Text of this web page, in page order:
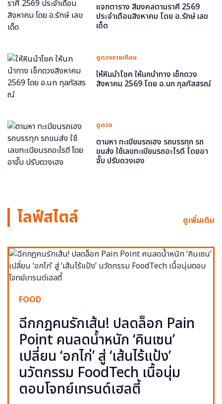
แจกตาราง สีมงคลตามราศี 2569
ประจำเดือนสิงหาคม โดย อ.รักษ์ เลข
เด็ด
ดูดวงรายเดือน
ให้หินนำโชค ให้นกนำทาง เช็กดวง
สิงหาคม 2569 โดย อ.นก กุลภัสสรณ์
ดูดวง
ตามหา ทะเบียนรถเฮง รถบรรทุก รถ
ขนส่ง ใช้เลขทะเบียนรถอะไรดี โดยอา
จั๊บ ปรับดวงเฮง
ไลฟ์สไตล์ ดูเพิ่มเติม
FOOD
ฉีกกฎคนรักเส้น! ปลดล็อก Pain
Point คนลดน้ำหนัก ‘คินเซน’
เปลี่ยน ‘อกไก่’ สู่ ‘เส้นไร้แป้ง’
นวัตกรรม FoodTech เนื้อนุ่ม
ตอบโจทย์เทรนด์เฮลตี้